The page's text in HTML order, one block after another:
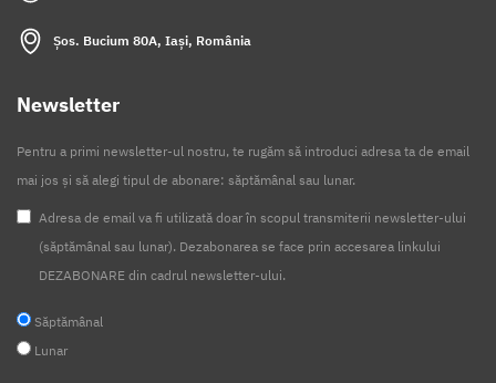
Șos. Bucium 80A, Iași, România
Newsletter
Pentru a primi newsletter-ul nostru, te rugăm să introduci adresa ta de email
mai jos și să alegi tipul de abonare: săptămânal sau lunar.
Adresa de email va fi utilizată doar în scopul transmiterii newsletter-ului
(săptămânal sau lunar). Dezabonarea se face prin accesarea linkului
DEZABONARE din cadrul newsletter-ului.
Săptămânal
Lunar